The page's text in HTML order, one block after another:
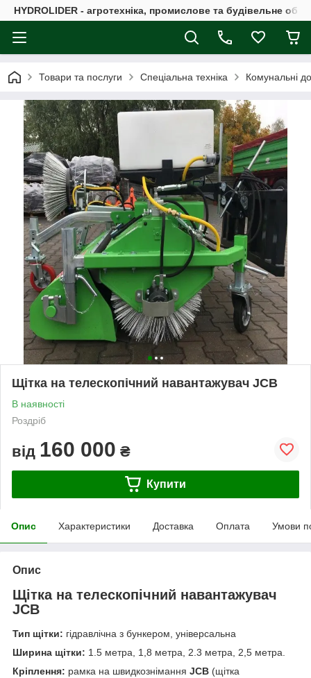
HYDROLIDER - агротехніка, промислове та будівельне
Товари та послуги Спеціальна техніка Комунальні
Щітка на телескопічний навантажувач JCB
В наявності
Роздріб
від 160 000 ₴
Купити
Опис Характеристики Доставка Оплата Умови
Опис
Щітка на телескопічний навантажувач
JCB
Тип щітки: гідравлічна з бункером, універсальна
Ширина щітки: 1.5 метра, 1,8 метра, 2.3 метра, 2,5 метра.
Кріплення: рамка на швидкознімання JCB (щітка